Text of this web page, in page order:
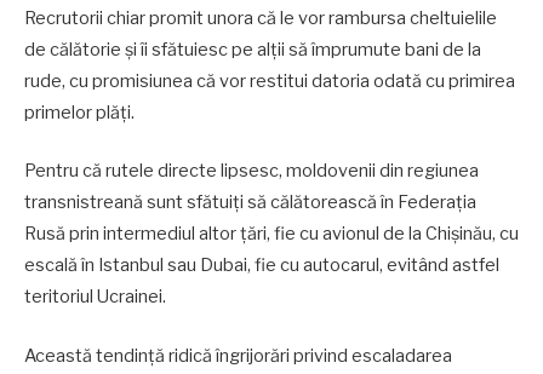
Recrutorii chiar promit unora că le vor rambursa cheltuielile
de călătorie și îi sfătuiesc pe alții să împrumute bani de la
rude, cu promisiunea că vor restitui datoria odată cu primirea
primelor plăți.
Pentru că rutele directe lipsesc, moldovenii din regiunea
transnistreană sunt sfătuiți să călătorească în Federația
Rusă prin intermediul altor țări, fie cu avionul de la Chișinău, cu
escală în Istanbul sau Dubai, fie cu autocarul, evitând astfel
teritoriul Ucrainei.
Această tendință ridică îngrijorări privind escaladarea